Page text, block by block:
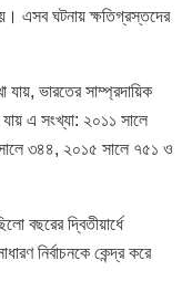
ঘটনায় ক্ষতিগ্রস্তদের
ভারতের সাম্প্রদায়িক
যায় এ সংখ্যা: ২০১১ সালে
৩৪৪, ২০১৫ সালে ৭৫১ ও
বছরের দ্বিতীয়ার্ধে
নির্বাচনকে কেন্দ্র করে